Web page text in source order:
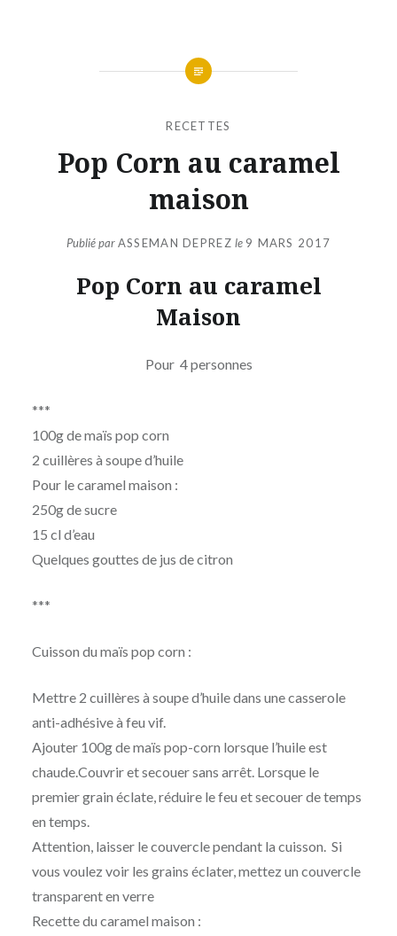
RECETTES
Pop Corn au caramel
maison
Publié parASSEMAN DEPREZ le 9 MARS 2017
Pop Corn au caramel
Maison
Pour 4 personnes
***
100g de maïs pop corn
2 cuillères à soupe d’huile
Pour le caramel maison :
250g de sucre
15 cl d’eau
Quelques gouttes de jus de citron
***
Cuisson du maïs pop corn :
Mettre 2 cuillères à soupe d’huile dans une casserole
anti-adhésive à feu vif.
Ajouter 100g de maïs pop-corn lorsque l’huile est
chaude.Couvrir et secouer sans arrêt. Lorsque le
premier grain éclate, réduire le feu et secouer de temps
en temps.
Attention, laisser le couvercle pendant la cuisson. Si
vous voulez voir les grains éclater, mettez un couvercle
transparent en verre
Recette du caramel maison :